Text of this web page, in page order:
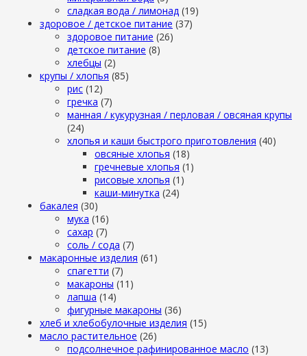
сладкая вода / лимонад (19)
здоровое / детское питание (37)
здоровое питание (26)
детское питание (8)
хлебцы (2)
крупы / хлопья (85)
рис (12)
гречка (7)
манная / кукурузная / перловая / овсяная крупы
(24)
хлопья и каши быстрого приготовления (40)
овсяные хлопья (18)
гречневые хлопья (1)
рисовые хлопья (1)
каши-минутка (24)
бакалея (30)
мука (16)
сахар (7)
cоль / cода (7)
макаронные изделия (61)
cпагетти (7)
макароны (11)
лапша (14)
фигурные макароны (36)
хлеб и хлебобулочные изделия (15)
масло растительное (26)
подсолнечное рафинированное масло (13)